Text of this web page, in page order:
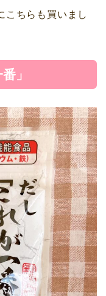
こちらも買いまし
」